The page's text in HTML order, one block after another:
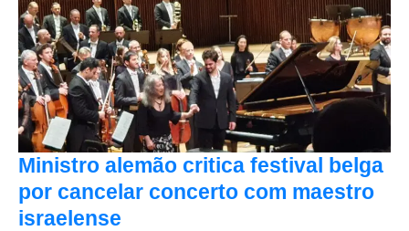
Ministro alemão critica festival belga
por cancelar concerto com maestro
israelense